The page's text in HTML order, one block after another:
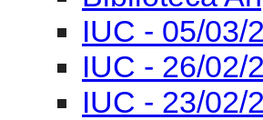
IUC - 05/03/
IUC - 26/02/
IUC - 23/02/